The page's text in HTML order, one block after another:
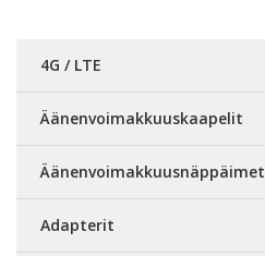
4G / LTE
Äänenvoimakkuuskaapelit
Äänenvoimakkuusnäppäimet
Adapterit